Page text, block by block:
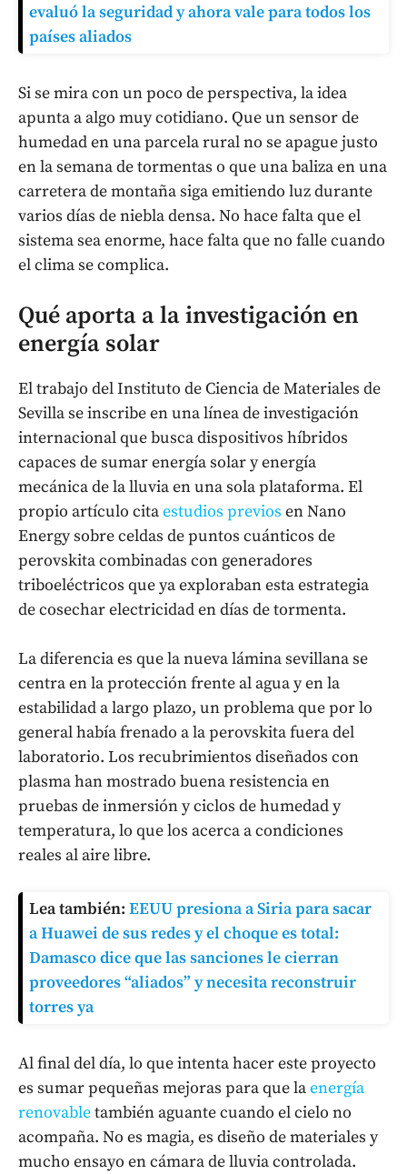
evaluó la seguridad y ahora vale para todos los
países aliados
Si se mira con un poco de perspectiva, la idea
apunta a algo muy cotidiano. Que un sensor de
humedad en una parcela rural no se apague justo
en la semana de tormentas o que una baliza en una
carretera de montaña siga emitiendo luz durante
varios días de niebla densa. No hace falta que el
sistema sea enorme, hace falta que no falle cuando
el clima se complica.
Qué aporta a la investigación en
energía solar
El trabajo del Instituto de Ciencia de Materiales de
Sevilla se inscribe en una línea de investigación
internacional que busca dispositivos híbridos
capaces de sumar energía solar y energía
mecánica de la lluvia en una sola plataforma. El
propio artículo citaestudios previos en Nano
Energy sobre celdas de puntos cuánticos de
perovskita combinadas con generadores
triboeléctricos que ya exploraban esta estrategia
de cosechar electricidad en días de tormenta.
La diferencia es que la nueva lámina sevillana se
centra en la protección frente al agua y en la
estabilidad a largo plazo, un problema que por lo
general había frenado a la perovskita fuera del
laboratorio. Los recubrimientos diseñados con
plasma han mostrado buena resistencia en
pruebas de inmersión y ciclos de humedad y
temperatura, lo que los acerca a condiciones
reales al aire libre.
Lea también: EEUU presiona a Siria para sacar
a Huawei de sus redes y el choque es total:
Damasco dice que las sanciones le cierran
proveedores “aliados” y necesita reconstruir
torres ya
Al final del día, lo que intenta hacer este proyecto
es sumar pequeñas mejoras para que laenergía
renovabletambién aguante cuando el cielo no
acompaña. No es magia, es diseño de materiales y
mucho ensayo en cámara de lluvia controlada.